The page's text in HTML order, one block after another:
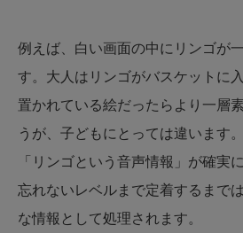
例えば、白い画面の中にリンゴが
す。大人はリンゴがバスケットに
置かれている絵だったらより一層
うが、子どもにとっては違います
「リンゴという音声情報」が確実
忘れないレベルまで定着するまで
な情報として処理されます。